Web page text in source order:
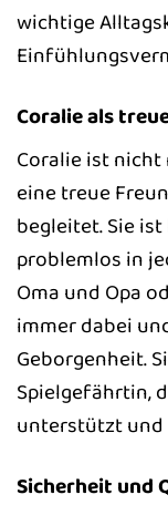
wichtige
Coralie als
Coralie ist nicht
eine treue
begleitet. Sie
problemlos in
Oma und Opa
immer dabei
Geborgenheit.
Spielgefährtin,
unterstützt und
Sicherheit und